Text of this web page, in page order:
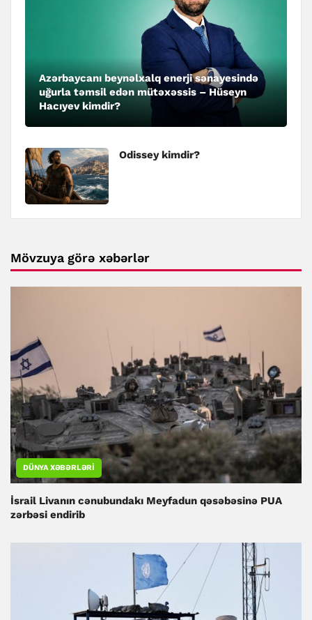
Azərbaycanı beynəlxalq enerji sənayesində
uğurla təmsil edən mütəxəssis – Hüseyn
Hacıyev kimdir?
Odissey kimdir?
Mövzuya görə xəbərlər
DÜNYA XƏBƏRLƏRI
İsrail Livanın cənubundakı Meyfadun qəsəbəsinə PUA
zərbəsi endirib